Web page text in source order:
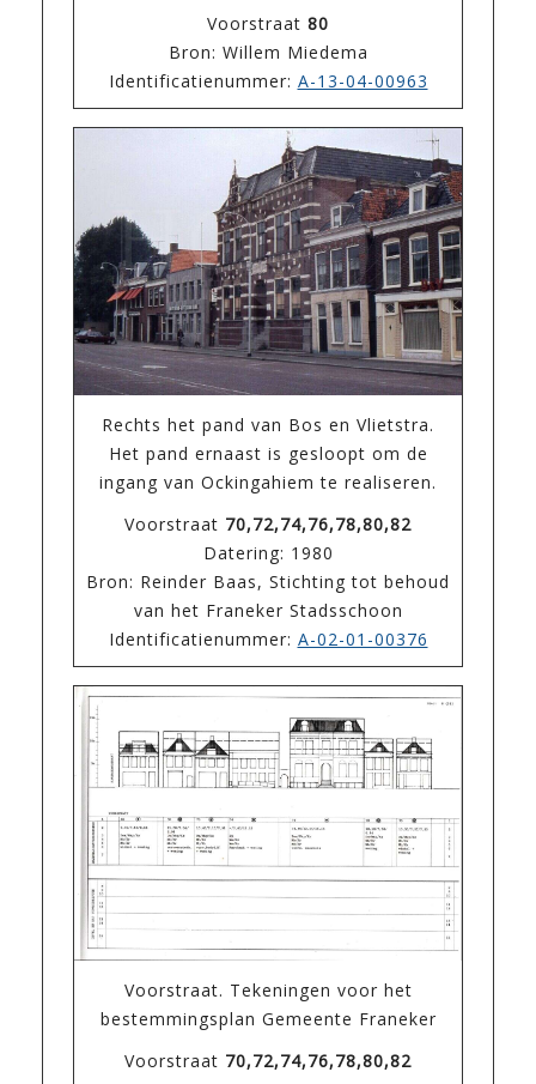
Voorstraat 80
Bron: Willem Miedema
Identificatienummer: A-13-04-00963
Rechts het pand van Bos en Vlietstra.
Het pand ernaast is gesloopt om de
ingang van Ockingahiem te realiseren.
Voorstraat 70,72,74,76,78,80,82
Datering: 1980
Bron: Reinder Baas, Stichting tot behoud
van het Franeker Stadsschoon
Identificatienummer: A-02-01-00376
Voorstraat. Tekeningen voor het
bestemmingsplan Gemeente Franeker
Voorstraat 70,72,74,76,78,80,82